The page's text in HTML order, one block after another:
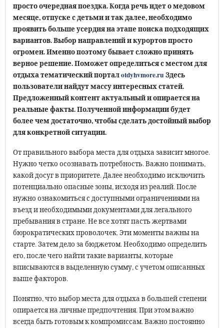
просто очередная поездка. Когда речь идет о медовом
месяце, отпуске с детьми и так далее, необходимо
проявить больше усердия на этапе поиска подходящих
вариантов. Выбор направлений и курортов просто
огромен. Именно поэтому бывает сложно принять
верное решение. Поможет определиться с местом для
отдыха тематический порталotdyhvmore.ru Здесь
пользователи найдут массу интересных статей.
Предложенный контент актуальный и опирается на
реальные факты. Полученной информации будет
более чем достаточно, чтобы сделать достойный выбор
для конкретной ситуации.
От правильного выбора места для отдыха зависит многое.
Нужно четко осознавать потребность. Важно понимать,
какой досуг в приоритете. Далее необходимо исключить
потенциально опасные зоны, исходя из реалий. После
нужно ознакомиться с доступными ограничениями на
въезд и необходимыми документами для легального
пребывания в стране. Не все хотят пасть жертвами
бюрократических проволочек. Эти моменты важны на
старте. Затем дело за бюджетом. Необходимо определить
его, после чего найти такие варианты, которые
вписываются в выделенную сумму, с учетом описанных
выше факторов.
Понятно, что выбор места для отдыха в большей степени
опирается на личные предпочтения. При этом важно
всегда быть готовым к компромиссам. Важно постоянно